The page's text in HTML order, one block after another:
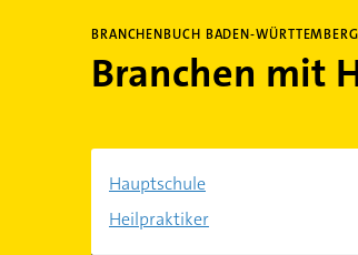
BRANCHENBUCH BADEN-WÜRTTEMBERG
Branchen mit
Hauptschule
Heilpraktiker